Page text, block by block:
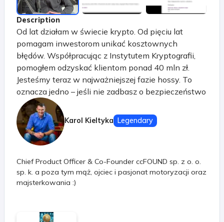
Description
Od lat działam w świecie krypto. Od pięciu lat
pomagam inwestorom unikać kosztownych
błędów. Współpracując z Instytutem Kryptografii,
pomogłem odzyskać klientom ponad 40 mln zł.
Jesteśmy teraz w najważniejszej fazie hossy. To
oznacza jedno – jeśli nie zadbasz o bezpieczeństwo
swoich środków, możesz je stracić szybciej, niż się
spodziewasz.
Karol Kieltyka Legendary
Chief Product Officer & Co-Founder ccFOUND sp. z o. o.
sp. k. a poza tym mąż, ojciec i pasjonat motoryzacji oraz
majsterkowania :)